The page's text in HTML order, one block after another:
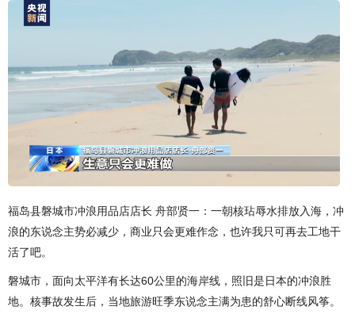
福岛县磐城市冲浪用品店店长 舟部贤一：一朝核玷辱水排放入海，冲
浪的东说念主势必减少，商业只会更难作念，也许我只可再去工地干
活了吧。
磐城市，面向太平洋有长达60公里的海岸线，照旧是日本的冲浪胜
地。核事故发生后，当地旅游旺季东说念主满为患的舒心断线风筝。